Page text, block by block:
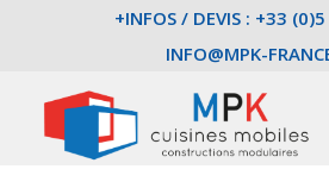
+INFOS / DEVIS : +33
INFO@MPK-